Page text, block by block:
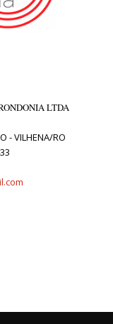
LTDA
- VILHENA/RO